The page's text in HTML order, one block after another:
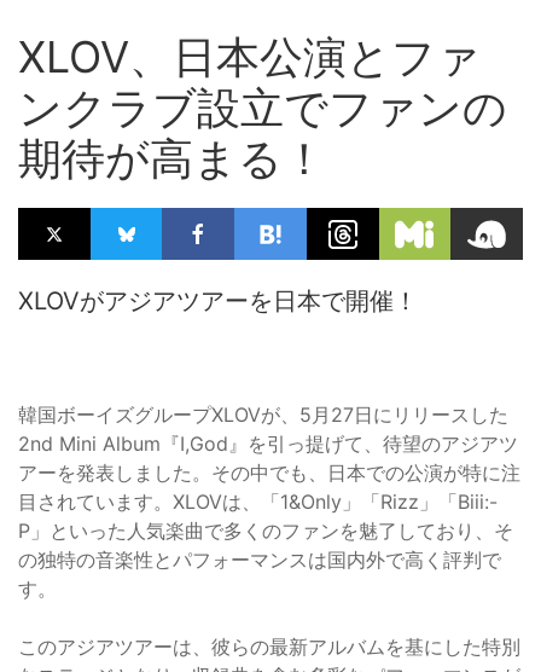
XLOV、日本公演とファ
ンクラブ設立でファンの
期待が高まる！
XLOVがアジアツアーを日本で開催！
韓国ボーイズグループXLOVが、5月27日にリリースした
2nd Mini Album『I,God』を引っ提げて、待望のアジアツ
アーを発表しました。その中でも、日本での公演が特に注
目されています。XLOVは、「1&Only」「Rizz」「Biii:-
P」といった人気楽曲で多くのファンを魅了しており、そ
の独特の音楽性とパフォーマンスは国内外で高く評判で
す。
このアジアツアーは、彼らの最新アルバムを基にした特別